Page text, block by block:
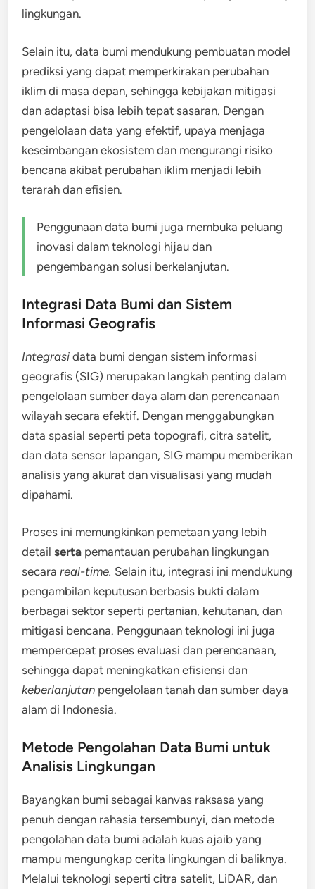
lingkungan.
Selain itu, data bumi mendukung pembuatan model
prediksi yang dapat memperkirakan perubahan
iklim di masa depan, sehingga kebijakan mitigasi
dan adaptasi bisa lebih tepat sasaran. Dengan
pengelolaan data yang efektif, upaya menjaga
keseimbangan ekosistem dan mengurangi risiko
bencana akibat perubahan iklim menjadi lebih
terarah dan efisien.
Penggunaan data bumi juga membuka peluang
inovasi dalam teknologi hijau dan
pengembangan solusi berkelanjutan.
Integrasi Data Bumi dan Sistem
Informasi Geografis
Integrasi data bumi dengan sistem informasi
geografis (SIG) merupakan langkah penting dalam
pengelolaan sumber daya alam dan perencanaan
wilayah secara efektif. Dengan menggabungkan
data spasial seperti peta topografi, citra satelit,
dan data sensor lapangan, SIG mampu memberikan
analisis yang akurat dan visualisasi yang mudah
dipahami.
Proses ini memungkinkan pemetaan yang lebih
detailserta pemantauan perubahan lingkungan
secarareal-time. Selain itu, integrasi ini mendukung
pengambilan keputusan berbasis bukti dalam
berbagai sektor seperti pertanian, kehutanan, dan
mitigasi bencana. Penggunaan teknologi ini juga
mempercepat proses evaluasi dan perencanaan,
sehingga dapat meningkatkan efisiensi dan
keberlanjutan pengelolaan tanah dan sumber daya
alam di Indonesia.
Metode Pengolahan Data Bumi untuk
Analisis Lingkungan
Bayangkan bumi sebagai kanvas raksasa yang
penuh dengan rahasia tersembunyi, dan metode
pengolahan data bumi adalah kuas ajaib yang
mampu mengungkap cerita lingkungan di baliknya.
Melalui teknologi seperti citra satelit, LiDAR, dan